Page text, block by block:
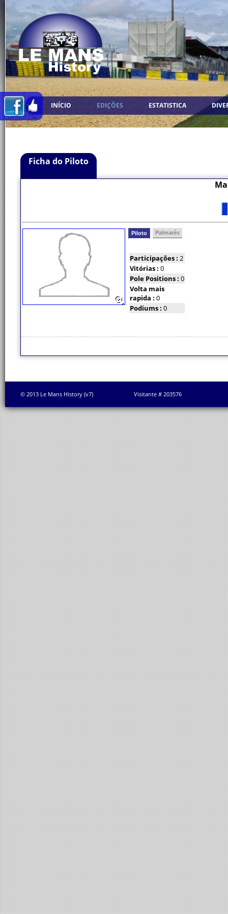
INÍCIO EDIÇÕES ESTATISTICA
Ficha do Piloto
Piloto Palmarés
Participações : 2
Vitórias : 0
Pole Positions : 0
Volta mais
rapida : 0
Podiums : 0
© 2013 Le Mans History (v7) Visitante # 203576